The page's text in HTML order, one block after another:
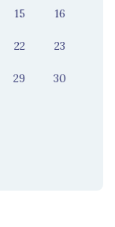
15 16
22 23
29 30